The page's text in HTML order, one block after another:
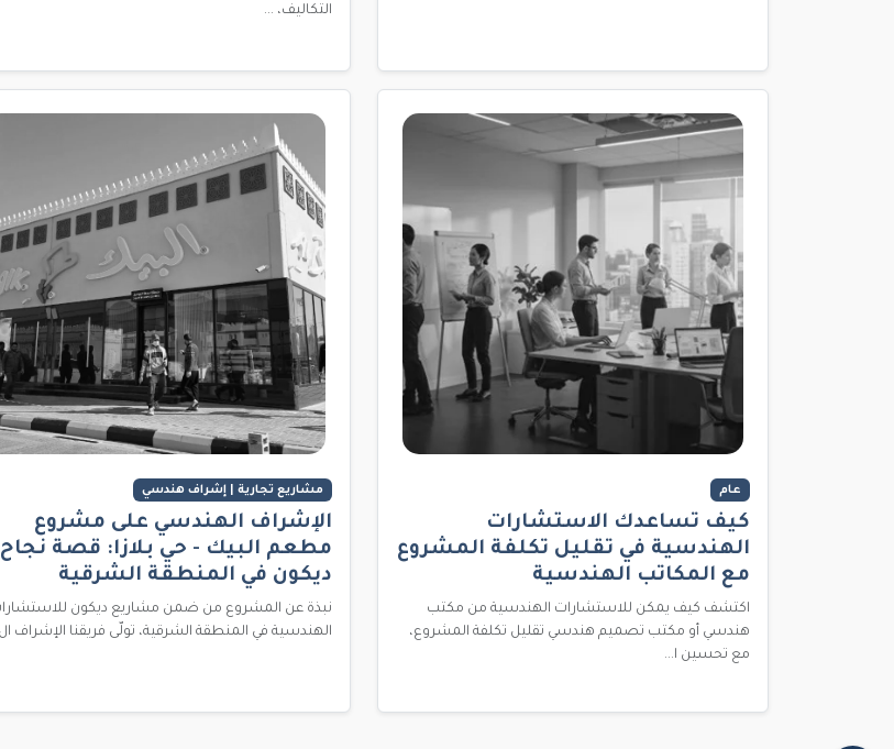
التكاليف، ...
عام
كيف تساعدك الاستشارات
الهندسية في تقليل تكلفة المشروع
مع المكاتب الهندسية
اكتشف كيف يمكن للاستشارات الهندسية من مكتب
هندسي أو مكتب تصميم هندسي تقليل تكلفة المشروع،
مع تحسين ا...
مشاريع تجارية | إشراف هندسي
الإشراف الهندسي على مشروع
مطعم البيك - حي بلازا: قصة نجاح
ديكون في المنطقة الشرقية
نبذة عن المشروع من ضمن مشاريع ديكون
الهندسية في المنطقة الشرقية، تولّى فريقنا الإشراف